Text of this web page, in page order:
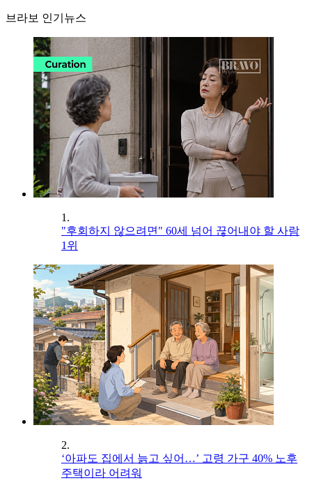
브라보 인기뉴스
1.
"후회하지 않으려면" 60세 넘어 끊어내야 할 사람
1위
2.
‘아파도 집에서 늙고 싶어…’ 고령 가구 40% 노후
주택이라 어려워